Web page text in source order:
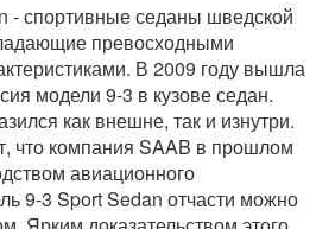
- спортивные седаны шведской
превосходными
В 2009 году вышла
модели 9-3 в кузове седан.
как внешне, так и изнутри.
что компания SAAB в прошлом
авиационного
9-3 Sport Sedan отчасти можно